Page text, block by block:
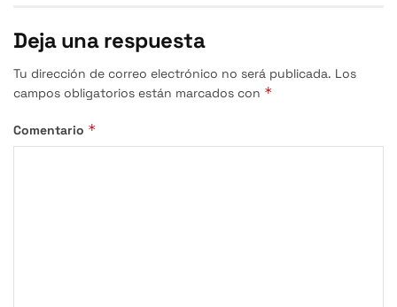
Deja una respuesta
Tu dirección de correo electrónico no será publicada. Los
campos obligatorios están marcados con *
Comentario *